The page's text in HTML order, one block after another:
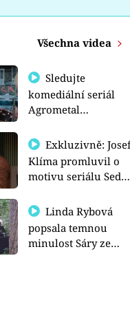
Všechna videa
Sledujte
komediální seriál
Agrometal
prima+
Exkluzivně: Josef
Klíma promluvil o
motivu seriálu Sedm
Linda Rybová
popsala temnou
minulost Sáry ze